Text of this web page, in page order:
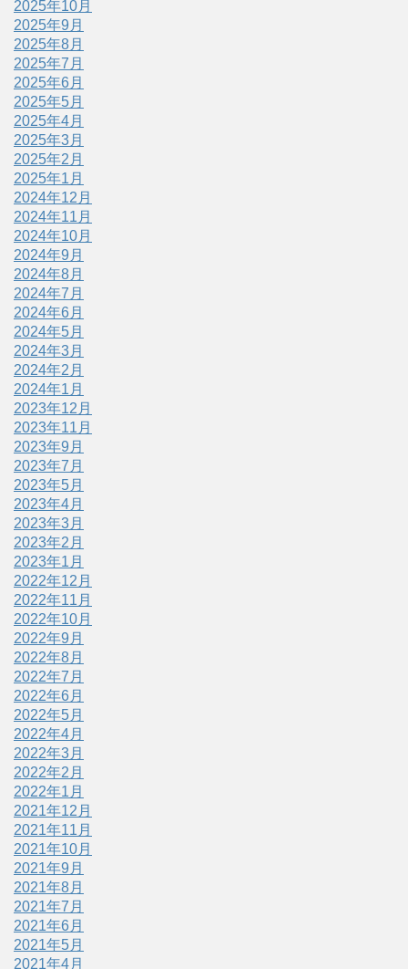
2025年10月
2025年9月
2025年8月
2025年7月
2025年6月
2025年5月
2025年4月
2025年3月
2025年2月
2025年1月
2024年12月
2024年11月
2024年10月
2024年9月
2024年8月
2024年7月
2024年6月
2024年5月
2024年3月
2024年2月
2024年1月
2023年12月
2023年11月
2023年9月
2023年7月
2023年5月
2023年4月
2023年3月
2023年2月
2023年1月
2022年12月
2022年11月
2022年10月
2022年9月
2022年8月
2022年7月
2022年6月
2022年5月
2022年4月
2022年3月
2022年2月
2022年1月
2021年12月
2021年11月
2021年10月
2021年9月
2021年8月
2021年7月
2021年6月
2021年5月
2021年4月